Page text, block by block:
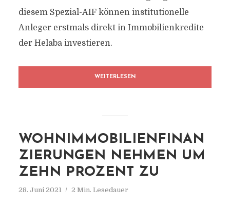
diesem Spezial-AIF können institutionelle
Anleger erstmals direkt in Immobilienkredite
der Helaba investieren.
WEITERLESEN
WOHNIMMOBILIENFINAN
ZIERUNGEN NEHMEN UM
ZEHN PROZENT ZU
28. Juni 2021 2 Min. Lesedauer